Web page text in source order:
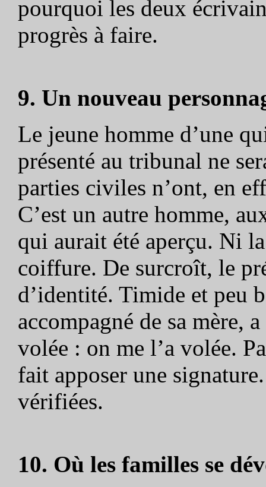
pourquoi les deux
progrès à faire.
9. Un nouveau
Le jeune homme d’une
présenté au tribunal ne
parties civiles n’ont, en
C’est un autre homme,
qui aurait été aperçu. Ni
coiffure. De surcroît, le
d’identité. Timide et peu
accompagné de sa mère,
volée : on me l’a volée.
fait apposer une
vérifiées.
10. Où les familles se